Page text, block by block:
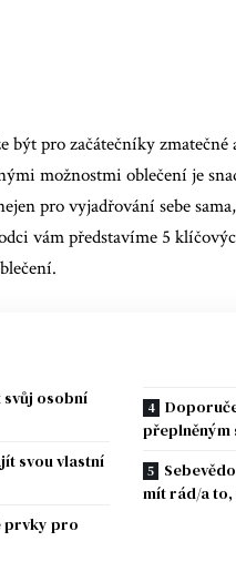
pro začátečníky
možnostmi oblečení je
pro vyjadřování sebe
vám představíme 5
osobní
svou vlastní
prvky pro
přeplněným
mít rád/a